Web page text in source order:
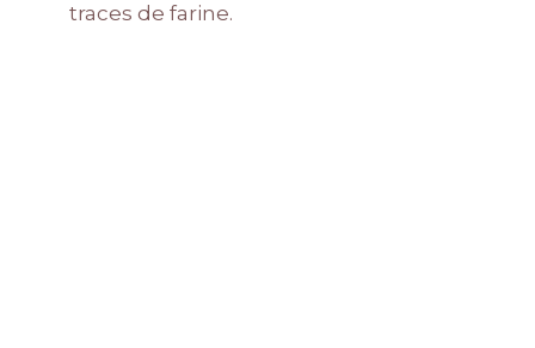
traces de farine.